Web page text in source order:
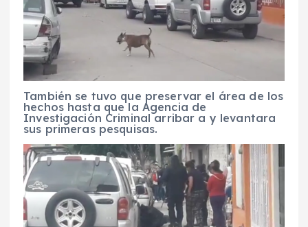
También se tuvo que preservar el área de los
hechos hasta que la Agencia de
Investigación Criminal arribar a y levantara
sus primeras pesquisas.